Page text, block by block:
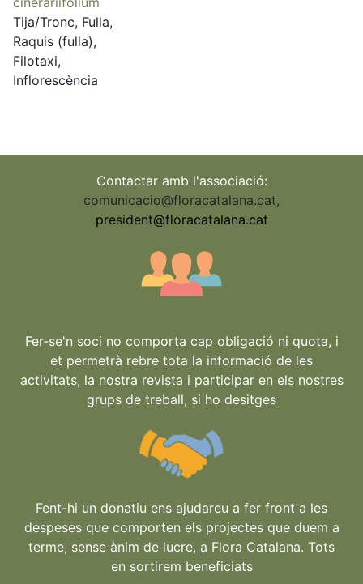
Tija/Tronc, Fulla,
Raquis (fulla),
Filotaxi,
Inflorescència
Contactar amb l'associació:
comunicacio@floracatalana.cat,
president@floracatalana.cat
Fer-se'n soci no comporta cap obligació ni quota, i
et permetrà rebre tota la informació de les
activitats, la nostra revista i participar en els nostres
grups de treball, si ho desitges
Fent-hi un donatiu ens ajudareu a fer front a les
despeses que comporten els projectes que duem a
terme, sense ànim de lucre, a Flora Catalana. Tots
en sortirem beneficiats